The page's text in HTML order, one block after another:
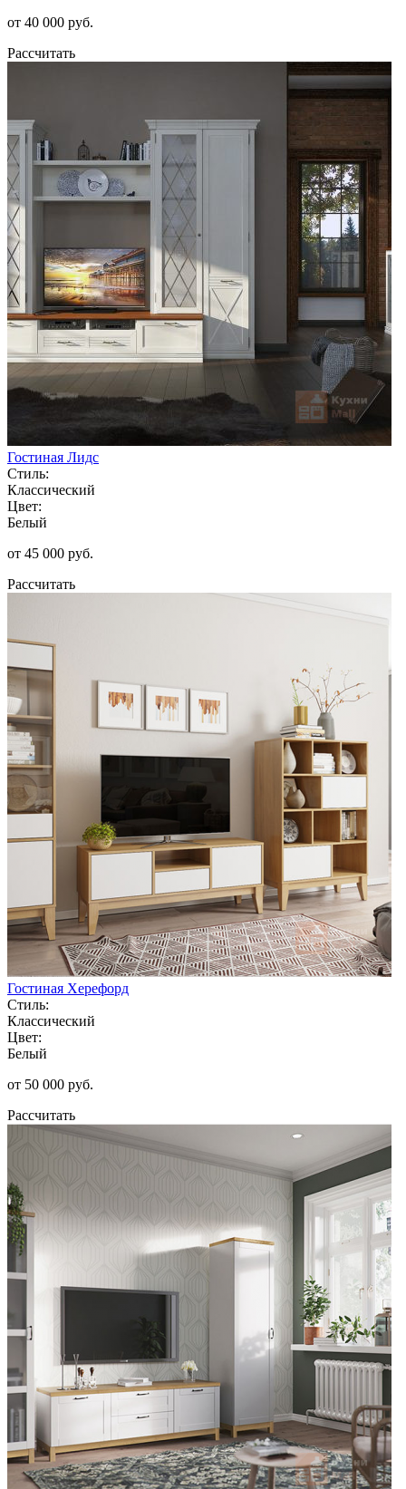
от 40 000 руб.
Рассчитать
Гостиная Лидс
Стиль:
Классический
Цвет:
Белый
от 45 000 руб.
Рассчитать
Гостиная Херефорд
Стиль:
Классический
Цвет:
Белый
от 50 000 руб.
Рассчитать